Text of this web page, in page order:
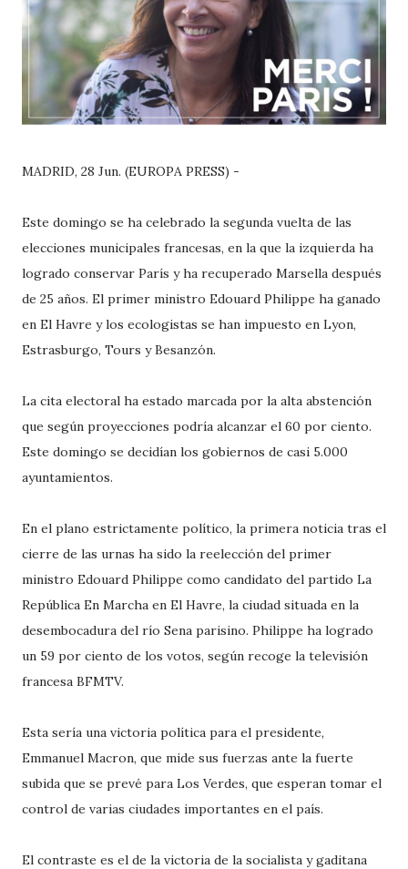
MADRID, 28 Jun. (EUROPA PRESS) -
Este domingo se ha celebrado la segunda vuelta de las
elecciones municipales francesas, en la que la izquierda ha
logrado conservar París y ha recuperado Marsella después
de 25 años. El primer ministro Edouard Philippe ha ganado
en El Havre y los ecologistas se han impuesto en Lyon,
Estrasburgo, Tours y Besanzón.
La cita electoral ha estado marcada por la alta abstención
que según proyecciones podría alcanzar el 60 por ciento.
Este domingo se decidían los gobiernos de casi 5.000
ayuntamientos.
En el plano estrictamente político, la primera noticia tras el
cierre de las urnas ha sido la reelección del primer
ministro Edouard Philippe como candidato del partido La
República En Marcha en El Havre, la ciudad situada en la
desembocadura del río Sena parisino. Philippe ha logrado
un 59 por ciento de los votos, según recoge la televisión
francesa BFMTV.
Esta sería una victoria política para el presidente,
Emmanuel Macron, que mide sus fuerzas ante la fuerte
subida que se prevé para Los Verdes, que esperan tomar el
control de varias ciudades importantes en el país.
El contraste es el de la victoria de la socialista y gaditana